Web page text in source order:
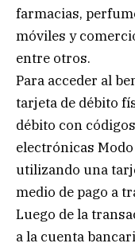
farmacias,
móviles y
entre otros.
Para acceder al
tarjeta de débito
débito con
electrónicas
utilizando una
medio de pago a
Luego de la
a la cuenta